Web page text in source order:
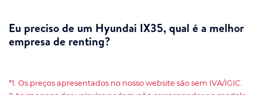
Eu preciso de um Hyundai IX35, qual é a melhor
empresa de renting?
*1. Os preços apresentados no nosso website são sem IVA/IGIC.